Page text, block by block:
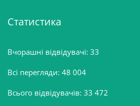
Статистика
Вчорашні відвідувачі: 33
Всі перегляди: 48 004
Всього відвідувачів: 33 472